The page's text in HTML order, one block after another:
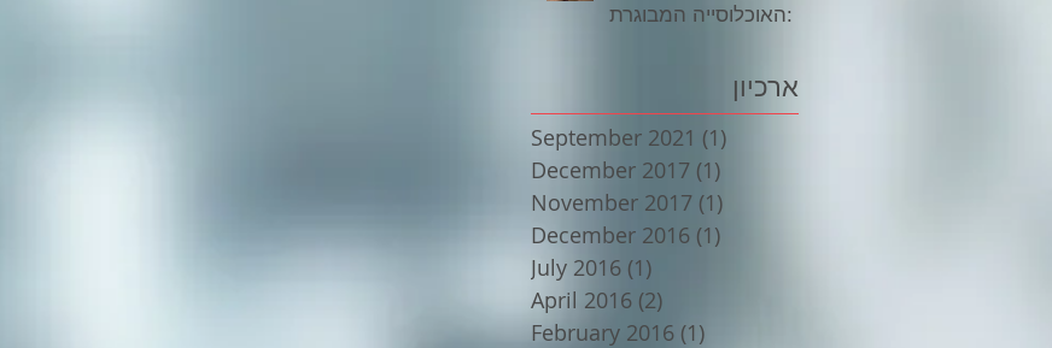
האוכלוסייה המבוגרת:
ארכיון
September 2021 (1)
December 2017 (1)
November 2017 (1)
December 2016 (1)
July 2016 (1)
April 2016 (2)
February 2016 (1)